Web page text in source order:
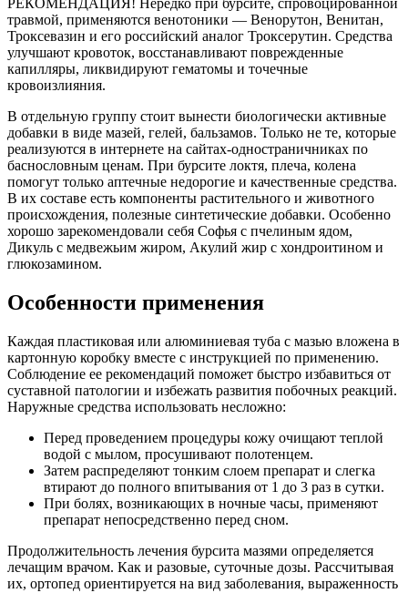
РЕКОМЕНДАЦИЯ! Нередко при бурсите, спровоцированной
травмой, применяются венотоники — Венорутон, Венитан,
Троксевазин и его российский аналог Троксерутин. Средства
улучшают кровоток, восстанавливают поврежденные
капилляры, ликвидируют гематомы и точечные
кровоизлияния.
В отдельную группу стоит вынести биологически активные
добавки в виде мазей, гелей, бальзамов. Только не те, которые
реализуются в интернете на сайтах-одностраничниках по
баснословным ценам. При бурсите локтя, плеча, колена
помогут только аптечные недорогие и качественные средства.
В их составе есть компоненты растительного и животного
происхождения, полезные синтетические добавки. Особенно
хорошо зарекомендовали себя Софья с пчелиным ядом,
Дикуль с медвежьим жиром, Акулий жир с хондроитином и
глюкозамином.
Особенности применения
Каждая пластиковая или алюминиевая туба с мазью вложена в
картонную коробку вместе с инструкцией по применению.
Соблюдение ее рекомендаций поможет быстро избавиться от
суставной патологии и избежать развития побочных реакций.
Наружные средства использовать несложно:
Перед проведением процедуры кожу очищают теплой
водой с мылом, просушивают полотенцем.
Затем распределяют тонким слоем препарат и слегка
втирают до полного впитывания от 1 до 3 раз в сутки.
При болях, возникающих в ночные часы, применяют
препарат непосредственно перед сном.
Продолжительность лечения бурсита мазями определяется
лечащим врачом. Как и разовые, суточные дозы. Рассчитывая
их, ортопед ориентируется на вид заболевания, выраженность